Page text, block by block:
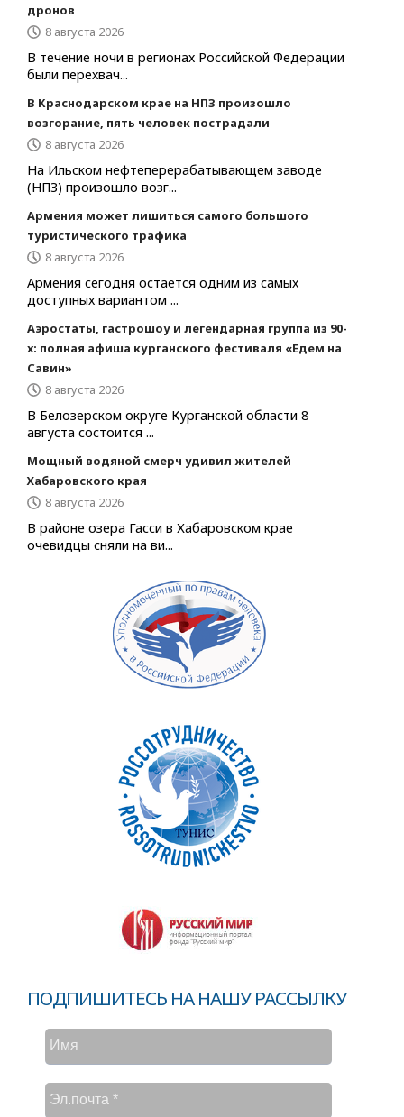
дронов
8 августа 2026
В течение ночи в регионах Российской Федерации
были перехвач...
В Краснодарском крае на НПЗ произошло
возгорание, пять человек пострадали
8 августа 2026
На Ильском нефтеперерабатывающем заводе
(НПЗ) произошло возг...
Армения может лишиться самого большого
туристического трафика
8 августа 2026
Армения сегодня остается одним из самых
доступных вариантом ...
Аэростаты, гастрошоу и легендарная группа из 90-
х: полная афиша курганского фестиваля «Едем на
Савин»
8 августа 2026
В Белозерском округе Курганской области 8
августа состоится ...
Мощный водяной смерч удивил жителей
Хабаровского края
8 августа 2026
В районе озера Гасси в Хабаровском крае
очевидцы сняли на ви...
ПОДПИШИТЕСЬ НА НАШУ РАССЫЛКУ